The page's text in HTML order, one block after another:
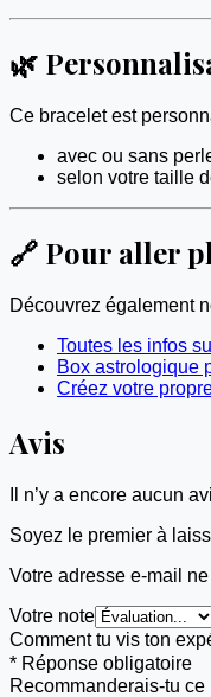
🌿
Ce bracelet est
avec ou sans
selon votre taille
🔗 Pour aller
Découvrez également
Toutes les infos
Box astrologique
Créez votre
Avis
Il n’y a encore aucun
Soyez le premier à
Votre adresse e-mail
Votre note
Comment tu vis ton
* Réponse obligatoire
Recommanderais-tu ce